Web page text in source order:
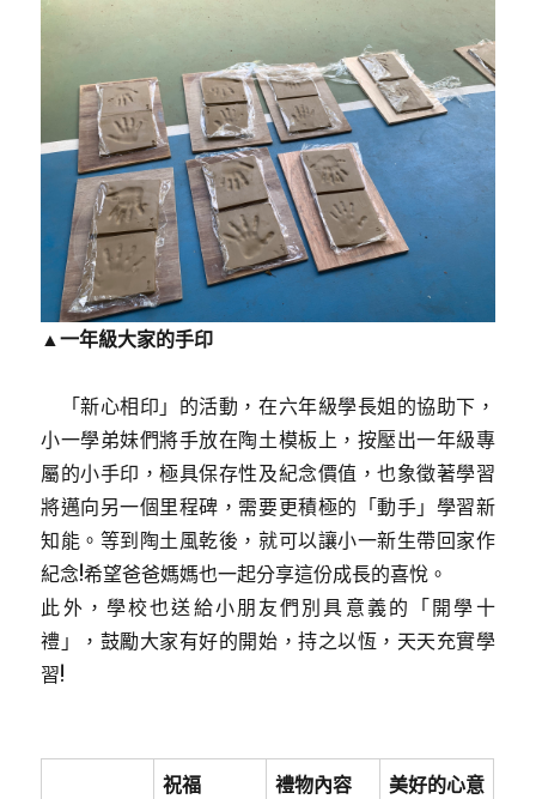
▲一年級大家的手印
「新心相印」的活動，在六年級學長姐的協助下，
小一學弟妹們將手放在陶土模板上，按壓出一年級專
屬的小手印，極具保存性及紀念價值，也象徵著學習
將邁向另一個里程碑，需要更積極的「動手」學習新
知能。等到陶土風乾後，就可以讓小一新生帶回家作
紀念!希望爸爸媽媽也一起分享這份成長的喜悅。
此外，學校也送給小朋友們別具意義的「開學十
禮」，鼓勵大家有好的開始，持之以恆，天天充實學
習!
祝福 禮物內容 美好的心意